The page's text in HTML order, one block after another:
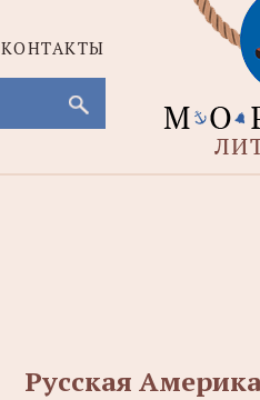
КОНТАКТЫ
Русская